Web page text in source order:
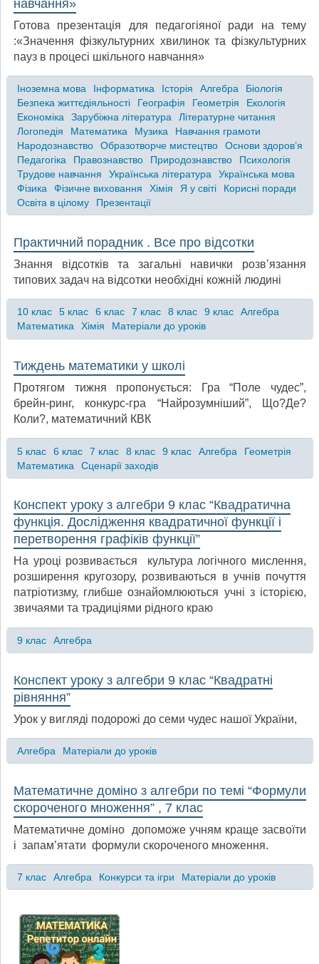
навчання»
Готова презентація для педагогіяної ради на тему
:«Значення фізкультурних хвилинок та фізкультурних
пауз в процесі шкільного навчання»
Іноземна мова Інформатика Історія Алгебра
Біологія
Безпека життєдіяльності
Географія Геометрія
Екологія
Економіка
Зарубіжна література
Літературне читання
Логопедія
Математика Музика
Навчання грамоти
Народознавство
Образотворче мистецтво
Основи здоров’я
Педагогіка
Правознавство Природознавство
Психологія
Трудове навчання
Українська література
Українська мова
Фізика
Фізичне виховання Хімія Я у світі
Корисні поради
Освіта в цілому
Презентації
Практичний порадник . Все про відсотки
Знання відсотків та загальні навички розв’язання
типових задач на відсотки необхідні кожній людині
10 клас 5 клас 6 клас 7 клас 8 клас 9 клас
Алгебра
Математика
Хімія Матеріали до уроків
Тиждень математики у школі
Протягом тижня пропонується: Гра “Поле чудес”,
брейн-ринг, конкурс-гра “Найрозумніший”, Що?Де?
Коли?, математичний КВК
5 клас 6 клас 7 клас 8 клас 9 клас Алгебра
Геометрія
Математика
Сценарії заходів
Конспект уроку з алгебри 9 клас “Квадратична
функція. Дослідження квадратичної функції і
перетворення графіків функції”
На уроці розвивається культура логічного мислення,
розширення кругозору, розвиваються в учнів почуття
патріотизму, глибше ознайомлюються учні з історією,
звичаями та традиціями рідного краю
9 клас Алгебра
Конспект уроку з алгебри 9 клас “Квадратні
рівняння”
Урок у вигляді подорожі до семи чудес нашої України,
Алгебра Матеріали до уроків
Математичне доміно з алгебри по темі “Формули
скороченого множення” , 7 клас
Математичне доміно допоможе учням краще засвоїти
і запам’ятати формули скороченого множення.
7 клас Алгебра Конкурси та ігри Матеріали до уроків